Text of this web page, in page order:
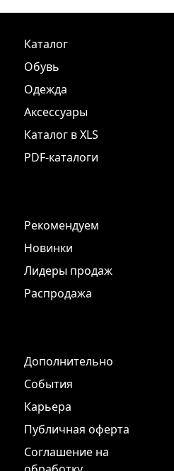
Каталог
Обувь
Одежда
Аксессуары
Каталог в XLS
PDF-каталоги
Рекомендуем
Новинки
Лидеры продаж
Распродажа
Дополнительно
События
Карьера
Публичная оферта
Соглашение на